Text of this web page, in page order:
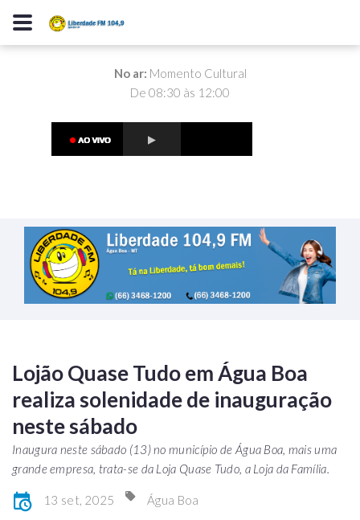
No ar: Momento Cultural
De 08:30 às 12:00
Lojão Quase Tudo em Água Boa
realiza solenidade de inauguração
neste sábado
Inaugura neste sábado (13) no município de Água Boa, mais uma
grande empresa, trata-se da Loja Quase Tudo, a Loja da Família.
13 set, 2025 Água Boa